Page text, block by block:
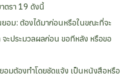
ตรา 19 ดังนี้
ยอม: ต้องได้มาก่อนหรือในขณะที่จะ
ะประมวลผลก่อน ขอทีหลัง หรือขอ
มต้องทำโดยชัดแจ้ง เป็นหนังสือหรือ